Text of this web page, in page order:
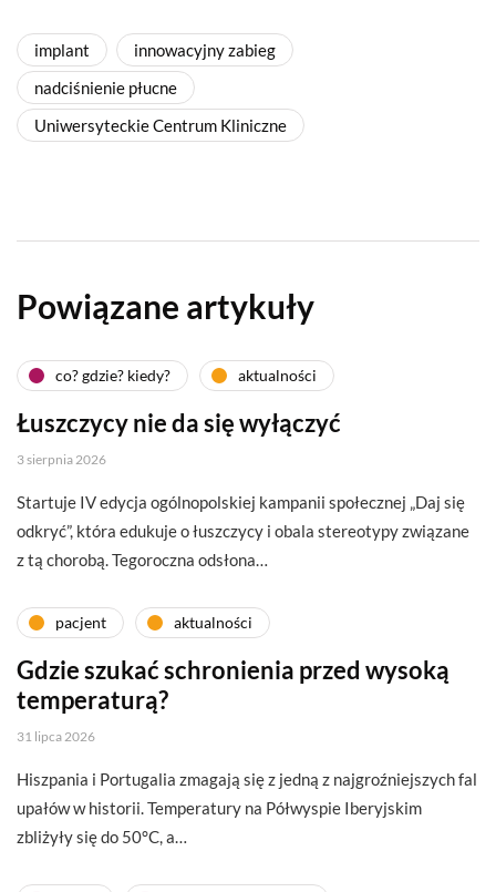
implant
innowacyjny zabieg
nadciśnienie płucne
Uniwersyteckie Centrum Kliniczne
Powiązane artykuły
co? gdzie? kiedy? aktualności
Łuszczycy nie da się wyłączyć
3 sierpnia 2026
Startuje IV edycja ogólnopolskiej kampanii społecznej „Daj się
odkryć”, która edukuje o łuszczycy i obala stereotypy związane
z tą chorobą. Tegoroczna odsłona…
pacjent aktualności
Gdzie szukać schronienia przed wysoką
temperaturą?
31 lipca 2026
Hiszpania i Portugalia zmagają się z jedną z najgroźniejszych fal
upałów w historii. Temperatury na Półwyspie Iberyjskim
zbliżyły się do 50°C, a…